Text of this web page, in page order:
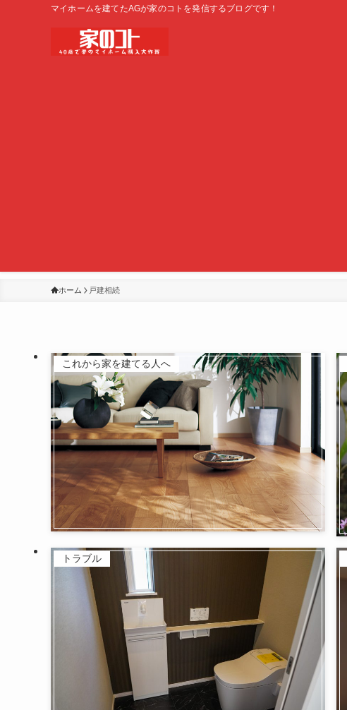
マイホームを建てたAGが家のコトを発信するブログです！
ホーム 戸建相続
これから家を建てる人へ
トラブル